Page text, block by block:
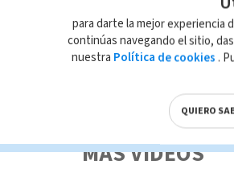
del contenido de esta página, mismo
de conformidad con las leyes aplicables.
MÁS VIDEOS
para darte la mejor experiencia
continúas navegando el sitio,
nuestra Política de cookies .
QUIERO